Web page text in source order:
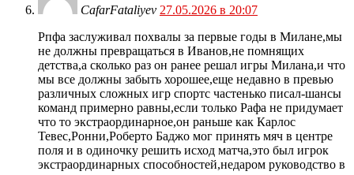
CafarFataliyev 27.05.2026 в 20:07
Рпфа заслуживал похвалы за первые годы в Милане,мы
не должны превращаться в Иванов,не помнящих
детства,а сколько раз он ранее решал игры Милана,и что
мы все должны забыть хорошее,еще недавно в превью
различных сложных игр спортс частенько писал-шансы
команд примерно равны,если только Рафа не придумает
что то экстраординарное,он раньше как Карлос
Тевес,Ронни,Роберто Баджо мог принять мяч в центре
поля и в одиночку решить исход матча,это был игрок
экстраординарных способностей,недаром руководство в